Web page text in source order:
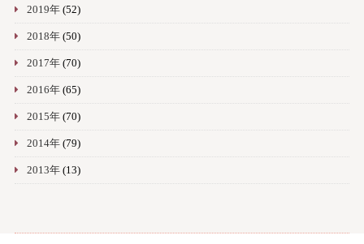
2019年(52)
2018年(50)
2017年(70)
2016年(65)
2015年(70)
2014年(79)
2013年(13)